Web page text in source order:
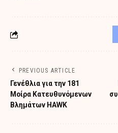
PREVIOUS ARTICLE
Γενέθλια για την 181
Μοίρα Κατευθυνόμενων
Βλημάτων HAWK